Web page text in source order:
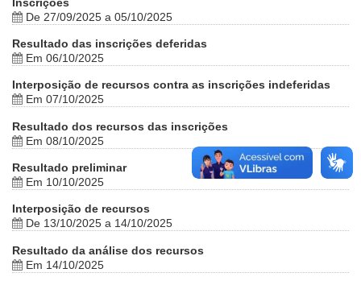
De 27/09/2025 a 05/10/2025
Resultado das inscrições deferidas
Em 06/10/2025
Interposição de recursos contra as inscrições indeferidas
Em 07/10/2025
Resultado dos recursos das inscrições
Em 08/10/2025
Resultado preliminar
Em 10/10/2025
Interposição de recursos
De 13/10/2025 a 14/10/2025
Resultado da análise dos recursos
Em 14/10/2025